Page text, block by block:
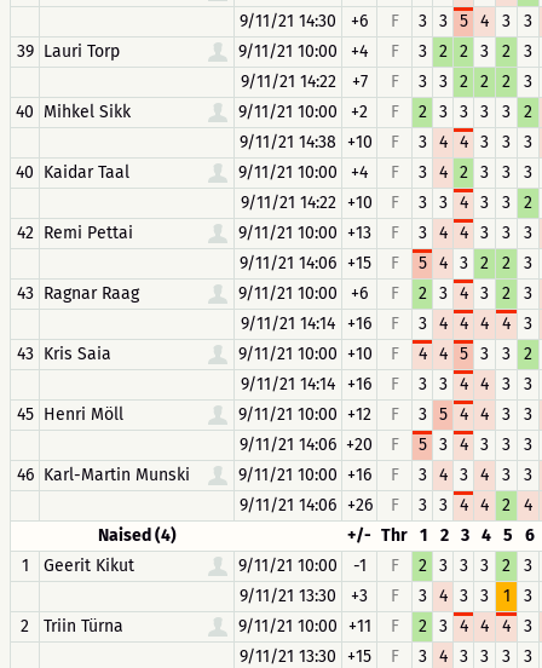
9/11/21 14:30
+6 F 3 3 5 4 3
3
39 Lauri Torp 9/11/21 10:00 +4 F 3 2 2 3 2
3
9/11/21 14:22
+7 F 3 3 2 2 2
3
40 Mihkel Sikk 9/11/21 10:00 +2 F 2 3 3 3 3
2
9/11/21 14:38 +10 F 3 4 4 3 3
3
40 Kaidar Taal 9/11/21 10:00 +4 F 3 4 2 3 3
3
9/11/21 14:22 +10 F 3 3 4 3 3
2
42 Remi Pettai 9/11/21 10:00 +13 F 3 4 4 3 3
3
9/11/21 14:06 +15 F 5 4 3 2 2
3
43 Ragnar Raag 9/11/21 10:00 +6 F 2 3 4 3 2
3
9/11/21 14:14 +16 F 3 4 4 4 4
3
43 Kris Saia 9/11/21 10:00 +10 F 4 4 5 3 3
2
9/11/21 14:14 +16 F 3 3 4 4 3
3
45 Henri Möll 9/11/21 10:00 +12 F 3 5 4 4 3
3
9/11/21 14:06 +20 F 5 3 4 3 3
3
46 Karl-Martin Munski 9/11/21 10:00 +16 F 3 4 3 4 3
3
9/11/21 14:06 +26 F 3 3 4 4 2
4
Naised (4)
+/- Thr 1 2 3 4 5
6
1
Geerit Kikut 9/11/21 10:00 -1 F 2 3 3 3 2
3
9/11/21 13:30
+3 F 3 4 3 3 1
3
2
Triin Türna 9/11/21 10:00 +11 F 2 3 4 4 4
3
9/11/21 13:30 +15 F 3 4 3 3 3
3